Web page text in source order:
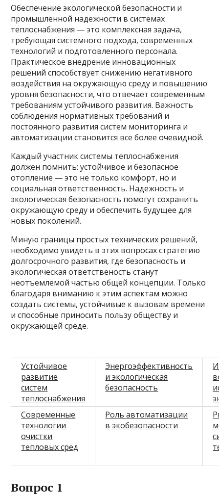
Обеспечение экологической безопасности и
промышленной надежности в системах
теплоснабжения — это комплексная задача,
требующая системного подхода, современных
технологий и подготовленного персонала.
Практическое внедрение инновационных
решений способствует снижению негативного
воздействия на окружающую среду и повышению
уровня безопасности, что отвечает современным
требованиям устойчивого развития. Важность
соблюдения нормативных требований и
постоянного развития систем мониторинга и
автоматизации становится все более очевидной.
Каждый участник системы теплоснабжения
должен помнить: устойчивое и безопасное
отопление — это не только комфорт, но и
социальная ответственность. Надежность и
экологическая безопасность помогут сохранить
окружающую среду и обеспечить будущее для
новых поколений.
Миную границы простых технических решений,
необходимо увидеть в этих вопросах стратегию
долгосрочного развития, где безопасность и
экологическая ответственость станут
неотъемлемой частью общей концепции. Только
благодаря вниманию к этим аспектам можно
создать системы, устойчивые к вызовам времени
и способные приносить пользу обществу и
окружающей среде.
Устойчивое
развитие
систем
теплоснабжения
Энергоэффективность
и экологическая
безопасность
Современные
технологии
очистки
тепловых сред
Роль автоматизации
в экобезопасности
Вопрос 1